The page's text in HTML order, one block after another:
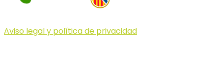
Aviso legal y política de privacidad